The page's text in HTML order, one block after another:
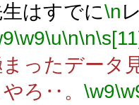
はすでに\n
\w9\u\n\n
ったデータ
やろ‥。 \w9